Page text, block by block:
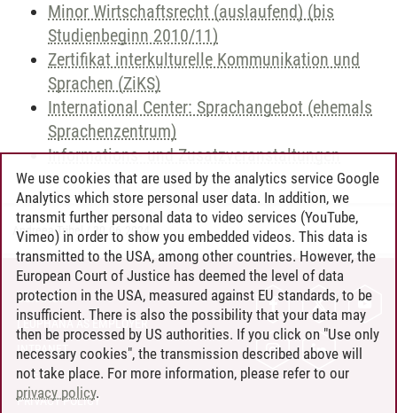
Minor Wirtschaftsrecht (auslaufend) (bis
Studienbeginn 2010/11)
Zertifikat interkulturelle Kommunikation und
Sprachen (ZiKS)
International Center: Sprachangebot (ehemals
Sprachenzentrum)
Informations- und Zusatzveranstaltungen
Andreea Tribel 30.06.2024
CONTACT
LEUPHANA AS EMPLOYER
INTRANET
SITE NOTICE
PRIVACY POLICY
We use cookies that are used by the analytics service Google
Analytics which store personal user data. In addition, we
transmit further personal data to video services (YouTube,
Vimeo) in order to show you embedded videos. This data is
transmitted to the USA, among other countries. However, the
European Court of Justice has deemed the level of data
protection in the USA, measured against EU standards, to be
insufficient. There is also the possibility that your data may
then be processed by US authorities. If you click on "Use only
necessary cookies", the transmission described above will
not take place. For more information, please refer to our
privacy policy.